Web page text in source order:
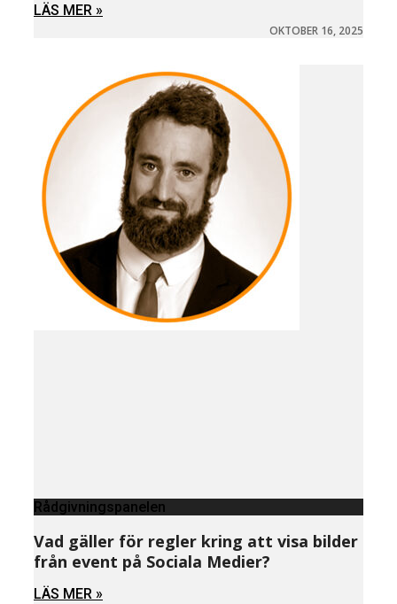
LÄS MER »
OKTOBER 16, 2025
Rådgivningspanelen
Vad gäller för regler kring att visa bilder
från event på Sociala Medier?
LÄS MER »